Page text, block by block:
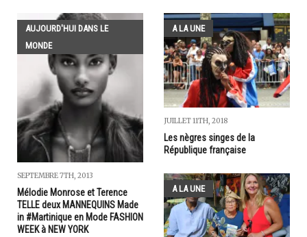
AUJOURD'HUI DANS LE
MONDE
SEPTEMBRE 7TH, 2013
Mélodie Monrose et Terence
TELLE deux MANNEQUINS Made
in #Martinique en Mode FASHION
WEEK à NEW YORK
A LA UNE
JUILLET 11TH, 2018
Les nègres singes de la
République française
A LA UNE